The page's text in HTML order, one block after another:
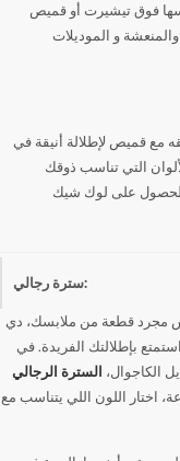
فوق تيشيرت أو قميص
و الموديلات
أو ممكن تنسقه مع قميص لإطلالة أنيقة في
التي تناسب ذوقك
للحصول على لوك شيك
سترة رجالي:
مجرد قطعة من ملابسك، دي
اليومية والمناسبات الخاصة٬ جرب تنسقها بطرق مختلفة واستمتع بإطلالتك الفريدة. في
الكاجوال، السترة الرجالي
اختار اللون اللي يتناسب مع